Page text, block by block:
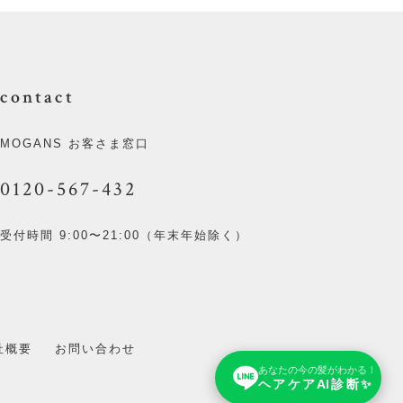
あなたの今の髪がわかる！
ヘアケアAI診断✨
contact
MOGANS お客さま窓口
0120-567-432
受付時間 9:00〜21:00（年末年始除く）
概要 お問い合わせ